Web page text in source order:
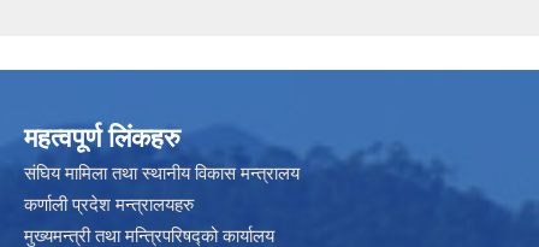
महत्वपूर्ण लिंकहरु
संघिय मामिला तथा स्थानीय विकास मन्त्रालय
कर्णाली प्रदेश मन्त्रालयहरु
मुख्यमन्त्री तथा मन्त्रिपरिषद्को कार्यालय